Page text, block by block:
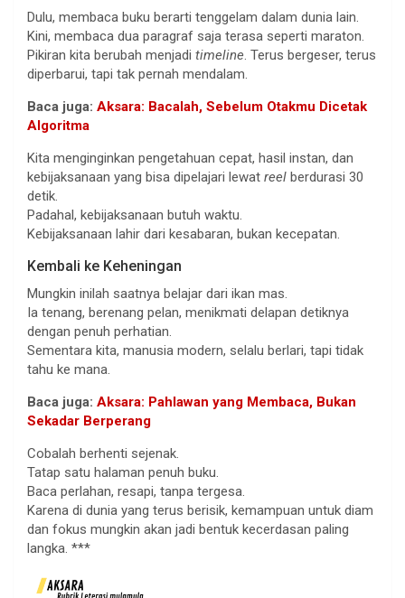
Dulu, membaca buku berarti tenggelam dalam dunia lain.
Kini, membaca dua paragraf saja terasa seperti maraton.
Pikiran kita berubah menjadi timeline. Terus bergeser, terus
diperbarui, tapi tak pernah mendalam.
Baca juga: Aksara: Bacalah, Sebelum Otakmu Dicetak
Algoritma
Kita menginginkan pengetahuan cepat, hasil instan, dan
kebijaksanaan yang bisa dipelajari lewat reel berdurasi 30
detik.
Padahal, kebijaksanaan butuh waktu.
Kebijaksanaan lahir dari kesabaran, bukan kecepatan.
Kembali ke Keheningan
Mungkin inilah saatnya belajar dari ikan mas.
Ia tenang, berenang pelan, menikmati delapan detiknya
dengan penuh perhatian.
Sementara kita, manusia modern, selalu berlari, tapi tidak
tahu ke mana.
Baca juga: Aksara: Pahlawan yang Membaca, Bukan
Sekadar Berperang
Cobalah berhenti sejenak.
Tatap satu halaman penuh buku.
Baca perlahan, resapi, tanpa tergesa.
Karena di dunia yang terus berisik, kemampuan untuk diam
dan fokus mungkin akan jadi bentuk kecerdasan paling
langka. ***